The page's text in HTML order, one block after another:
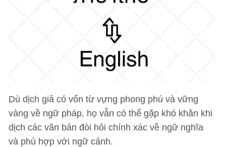
Dù dịch giả có vốn từ vựng phong phú và vững
vàng về ngữ pháp, họ vẫn có thể gặp khó khăn khi
dịch các văn bản đòi hỏi chính xác về ngữ nghĩa
và phù hợp với ngữ cảnh.